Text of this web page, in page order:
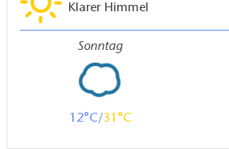
Klarer Himmel
Sonntag
12 31